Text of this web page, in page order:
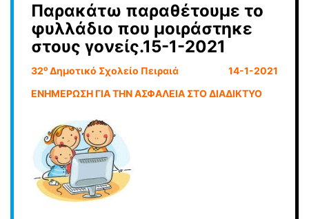
Παρακάτω παραθέτουμε το
φυλλάδιο που μοιράστηκε
στους γονείς.15-1-2021
32ο Δημοτικό Σχολείο Πειραιά 14-1-2021
ΕΝΗΜΕΡΩΣΗ ΓΙΑ ΤΗΝ ΑΣΦΑΛΕΙΑ ΣΤΟ ΔΙΑΔΙΚΤΥΟ